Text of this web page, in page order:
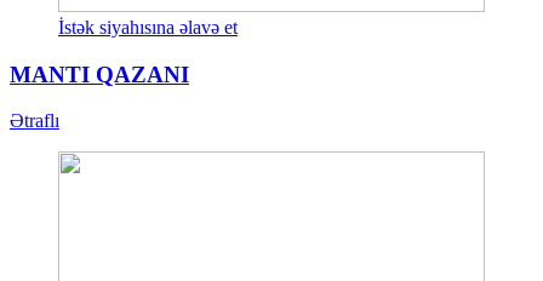
İstək siyahısına əlavə et
MANTI QAZANI
Ətraflı